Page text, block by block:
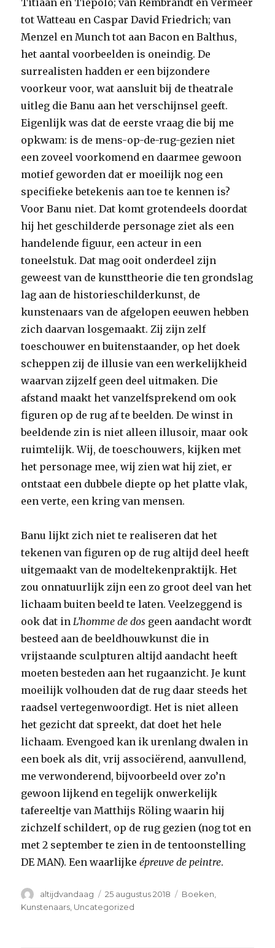
Titiaan en Tiepolo; van Rembrandt en Vermeer
tot Watteau en Caspar David Friedrich; van
Menzel en Munch tot aan Bacon en Balthus,
het aantal voorbeelden is oneindig. De
surrealisten hadden er een bijzondere
voorkeur voor, wat aansluit bij de theatrale
uitleg die Banu aan het verschijnsel geeft.
Eigenlijk was dat de eerste vraag die bij me
opkwam: is de mens-op-de-rug-gezien niet
een zoveel voorkomend en daarmee gewoon
motief geworden dat er moeilijk nog een
specifieke betekenis aan toe te kennen is?
Voor Banu niet. Dat komt grotendeels doordat
hij het geschilderde personage ziet als een
handelende figuur, een acteur in een
toneelstuk. Dat mag ooit onderdeel zijn
geweest van de kunsttheorie die ten grondslag
lag aan de historieschilderkunst, de
kunstenaars van de afgelopen eeuwen hebben
zich daarvan losgemaakt. Zij zijn zelf
toeschouwer en buitenstaander, op het doek
scheppen zij de illusie van een werkelijkheid
waarvan zijzelf geen deel uitmaken. Die
afstand maakt het vanzelfsprekend om ook
figuren op de rug af te beelden. De winst in
beeldende zin is niet alleen illusoir, maar ook
ruimtelijk. Wij, de toeschouwers, kijken met
het personage mee, wij zien wat hij ziet, er
ontstaat een dubbele diepte op het platte vlak,
een verte, een kring van mensen.
Banu lijkt zich niet te realiseren dat het
tekenen van figuren op de rug altijd deel heeft
uitgemaakt van de modeltekenpraktijk. Het
zou onnatuurlijk zijn een zo groot deel van het
lichaam buiten beeld te laten. Veelzeggend is
ook dat inL’homme de dos geen aandacht wordt
besteed aan de beeldhouwkunst die in
vrijstaande sculpturen altijd aandacht heeft
moeten besteden aan het rugaanzicht. Je kunt
moeilijk volhouden dat de rug daar steeds het
raadsel vertegenwoordigt. Het is niet alleen
het gezicht dat spreekt, dat doet het hele
lichaam. Evengoed kan ik urenlang dwalen in
een boek als dit, vrij associërend, aanvullend,
me verwonderend, bijvoorbeeld over zo’n
gewoon lijkend en tegelijk onwerkelijk
tafereeltje van Matthijs Röling waarin hij
zichzelf schildert, op de rug gezien (nog tot en
met 2 september te zien in de tentoonstelling
DE MAN). Een waarlijkeépreuve de peintre.
Auteur
altijdvandaag
Geplaatst
op
25 augustus 2018 Categorieën
Boeken
Kunstenaars, Uncategorized